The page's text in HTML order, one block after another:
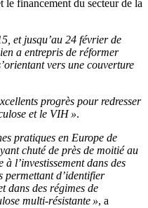
le financement du secteur de la
et jusqu’au 24 février de
a entrepris de réformer
vers une couverture
progrès pour redresser
et le VIH ».
pratiques en Europe de
chuté de près de moitié au
l’investissement dans des
permettant d’identifier
dans des régimes de
multi-résistante », a